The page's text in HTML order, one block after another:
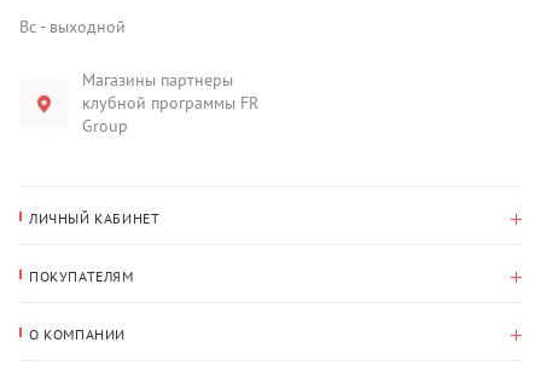
Вс - выходной
Магазины партнеры
клубной программы FR
Group
ЛИЧНЫЙ КАБИНЕТ
Адрес для доставки
ПОКУПАТЕЛЯМ
О КОМПАНИИ